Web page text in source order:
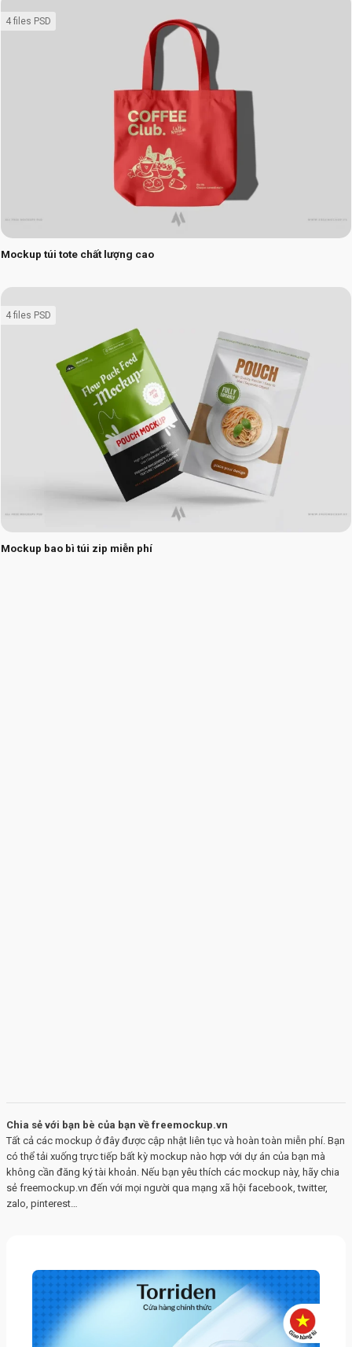
Mockup túi tote chất lượng cao
4 files PSD
Mockup bao bì túi zip miễn phí
4 files PSD
Chia sẻ với bạn bè của bạn về freemockup.vn
Tất cả các mockup ở đây được cập nhật liên tục và hoàn toàn miễn phí. Bạn
có thể tải xuống trực tiếp bất kỳ mockup nào hợp với dự án của bạn mà
không cần đăng ký tài khoản. Nếu bạn yêu thích các mockup này, hãy chia
sẻ freemockup.vn đến với mọi người qua mạng xã hội facebook, twitter,
zalo, pinterest…